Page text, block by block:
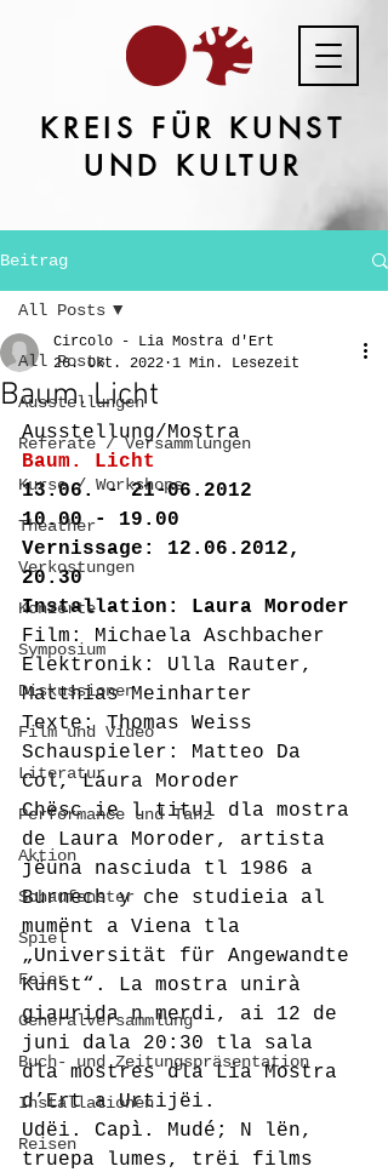
KREIS FÜR KUNST
UND KULTUR
Beitrag
All Posts
Ausstellungen
Referate / Versammlungen
Kurse / Workshops
Theather
Verkostungen
Konzerte
Symposium
Diskussionen
Film und Video
Literatur
Performance und Tanz
Aktion
Schaufenster
Spiel
Feier
Generalversammlung
Buch- und Zeitungspräsentation
Installationen
Reisen
All Posts
Baum. Licht
Circolo - Lia Mostra d'Ert
26. Okt. 2022 1 Min. Lesezeit
Ausstellung/Mostra
Baum. Licht
13.06. - 21-06.2012
10.00 - 19.00
Vernissage: 12.06.2012,
20.30
Installation: Laura Moroder
Film: Michaela Aschbacher
Elektronik: Ulla Rauter,
Matthias Meinharter
Texte: Thomas Weiss
Schauspieler: Matteo Da
Col, Laura Moroder
Chësc ie l titul dla mostra
de Laura Moroder, artista
jëuna nasciuda tl 1986 a
Burnech y che studieia al
mumënt a Viena tla
„Universität für Angewandte
Kunst“. La mostra unirà
giaurida n merdi, ai 12 de
juni dala 20:30 tla sala
dla mostres dla Lia Mostra
d’Ert a Urtijëi.
Udëi. Capì. Mudé; N lën,
truepa lumes, trëi films